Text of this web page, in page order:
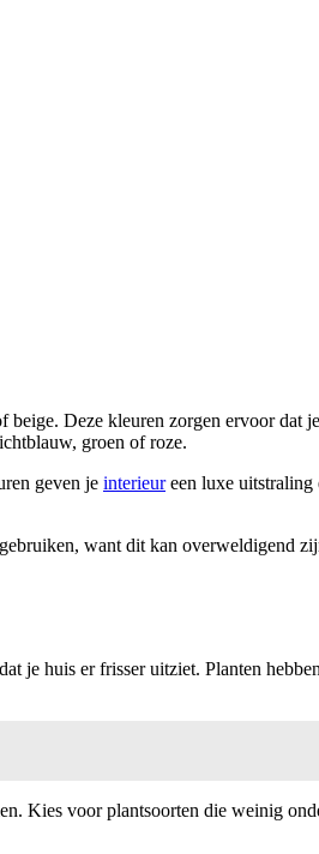
Deze kleuren zorgen ervoor dat
groen of roze.
geven je interieureen luxe uitstraling
want dit kan overweldigend
je huis er frisser uitziet. Planten
Kies voor plantsoorten die weinig